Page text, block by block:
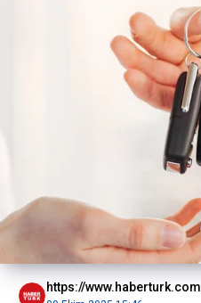
https://www.haberturk.com